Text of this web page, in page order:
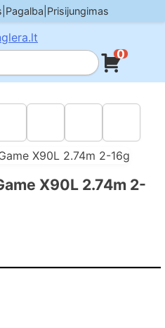
Pagalba Prisijungimas
0
X90L 2.74m 2-